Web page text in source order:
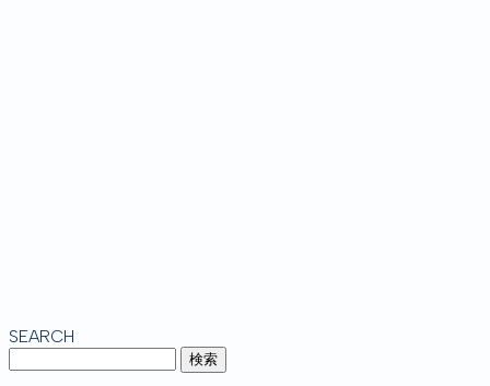
SEARCH